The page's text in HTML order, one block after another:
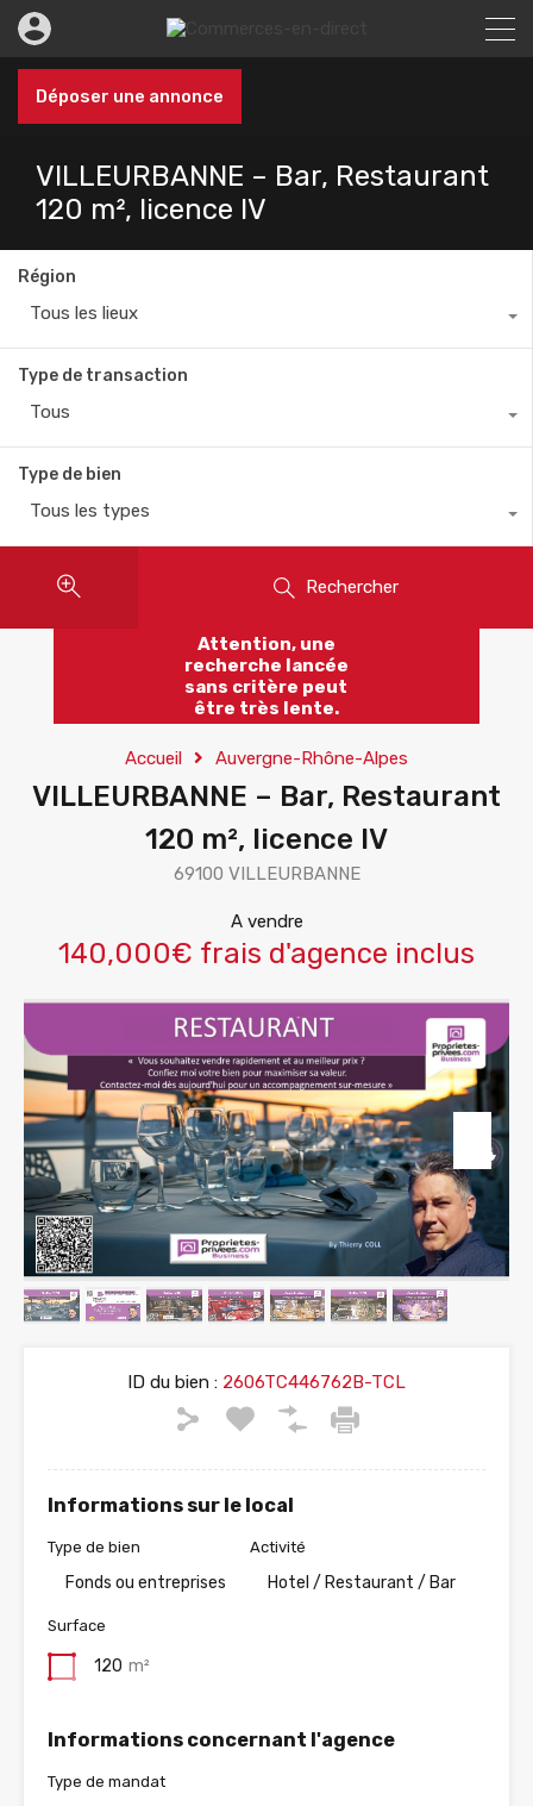
Déposer une annonce
VILLEURBANNE – Bar, Restaurant
120 m², licence IV
Région
Tous les lieux
Type de transaction
Tous
Type de bien
Tous les types
Rechercher
Attention, une
recherche lancée
sans critère peut
être très lente.
Accueil Auvergne-Rhône-Alpes
VILLEURBANNE – Bar, Restaurant
120 m², licence IV
69100 VILLEURBANNE
A vendre
140,000€ frais d'agence inclus
ID du bien : 2606TC446762B-TCL
Informations sur le local
Type de bien
Fonds ou entreprises
Activité
Hotel / Restaurant / Bar
Surface
120 m²
Informations concernant l'agence
Type de mandat